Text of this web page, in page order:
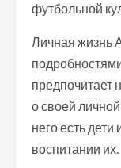
футбольной
Личная жизнь
о своей
него есть дети
воспитании их.